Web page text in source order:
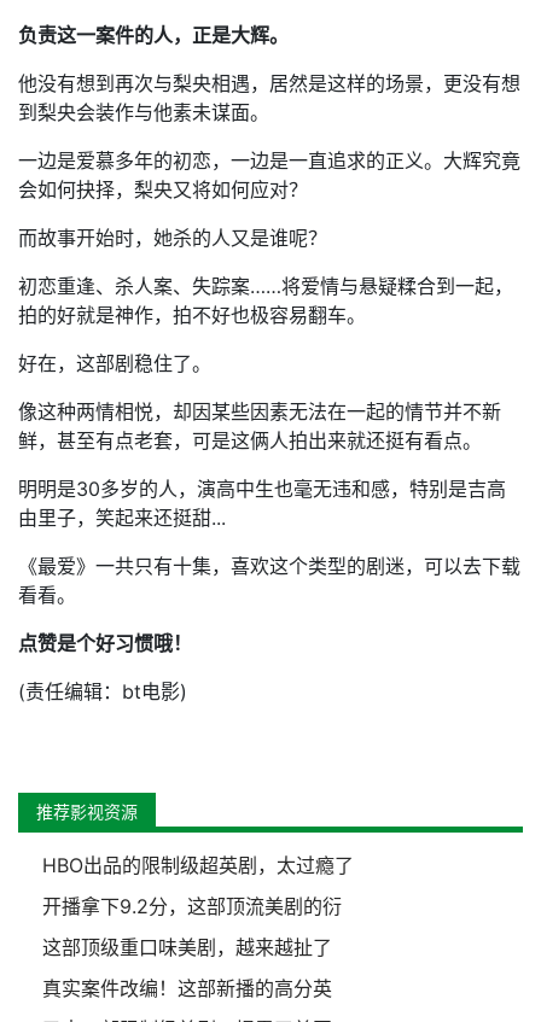
负责这一案件的人，正是大辉。
他没有想到再次与梨央相遇，居然是这样的场景，更没有想
到梨央会装作与他素未谋面。
一边是爱慕多年的初恋，一边是一直追求的正义。大辉究竟
会如何抉择，梨央又将如何应对？
而故事开始时，她杀的人又是谁呢？
初恋重逢、杀人案、失踪案……将爱情与悬疑糅合到一起，
拍的好就是神作，拍不好也极容易翻车。
好在，这部剧稳住了。
像这种两情相悦，却因某些因素无法在一起的情节并不新
鲜，甚至有点老套，可是这俩人拍出来就还挺有看点。
明明是30多岁的人，演高中生也毫无违和感，特别是吉高
由里子，笑起来还挺甜...
‍《最爱》一共只有十集，喜欢这个类型的剧迷，可以去下载
看看。
点赞是个好习惯哦！
(责任编辑：bt电影)
推荐影视资源
HBO出品的限制级超英剧，太过瘾了
开播拿下9.2分，这部顶流美剧的衍
这部顶级重口味美剧，越来越扯了
真实案件改编！这部新播的高分英